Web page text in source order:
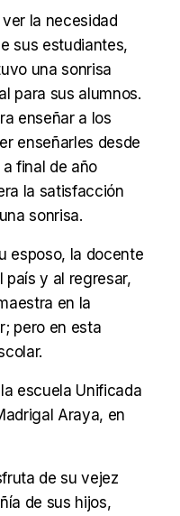
la necesidad
sus estudiantes,
una sonrisa
para sus alumnos.
enseñar a los
enseñarles desde
final de año
la satisfacción
sonrisa.
esposo, la docente
país y al regresar,
en la
pero en esta
escuela Unificada
Araya, en
de su vejez
de sus hijos,